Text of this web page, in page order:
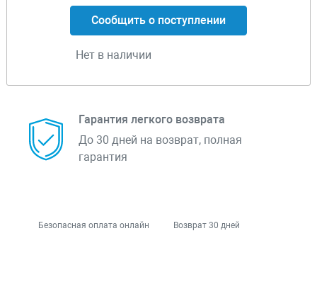
Сообщить о поступлении
Нет в наличии
Гарантия легкого возврата
До 30 дней на возврат, полная
гарантия
Безопасная оплата онлайн Возврат 30 дней